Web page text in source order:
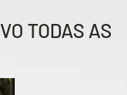
TODAS AS